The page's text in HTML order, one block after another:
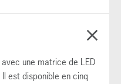
une matrice de LED
est disponible en cinq